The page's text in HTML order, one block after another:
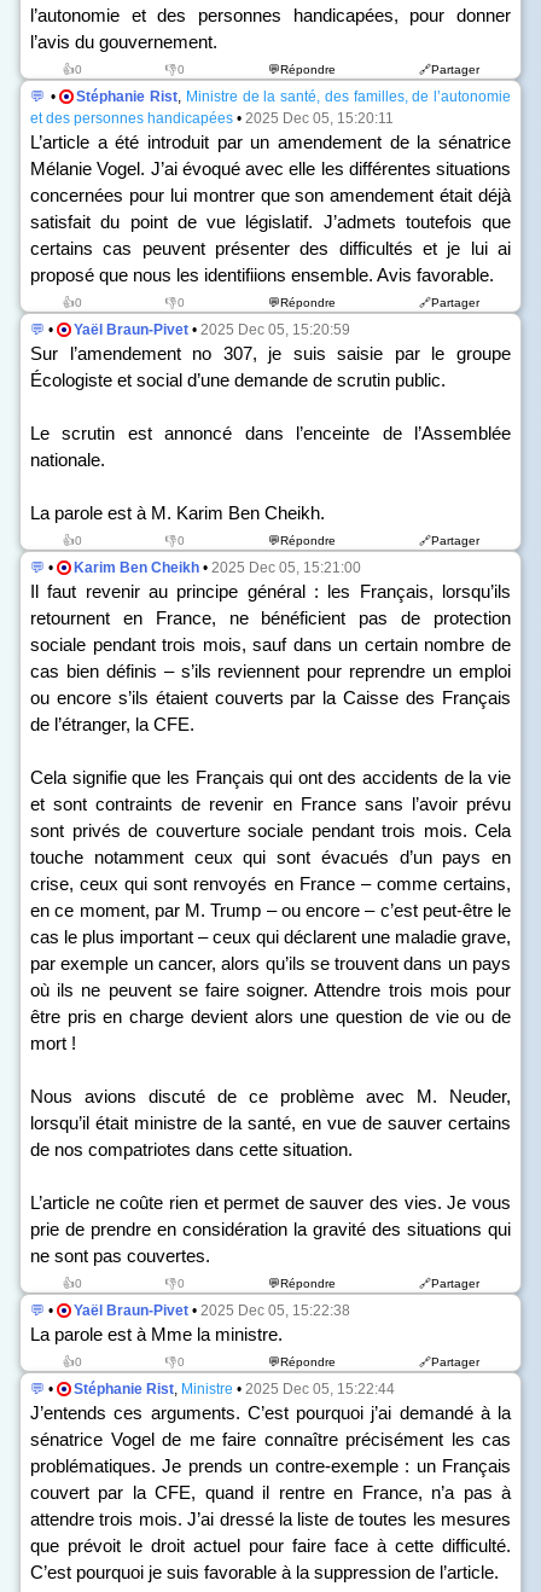
l’autonomie et des personnes handicapées, pour donner
l’avis du gouvernement.
👍0 👎0 💬Répondre 🔗Partager
💬 • Stéphanie Rist, Ministre de la santé, des familles, de l’autonomie
et des personnes handicapées • 2025 Dec 05, 15:20:11
L’article a été introduit par un amendement de la sénatrice
Mélanie Vogel. J’ai évoqué avec elle les différentes situations
concernées pour lui montrer que son amendement était déjà
satisfait du point de vue législatif. J’admets toutefois que
certains cas peuvent présenter des difficultés et je lui ai
proposé que nous les identifiions ensemble. Avis favorable.
👍0 👎0 💬Répondre 🔗Partager
💬 • Yaël Braun-Pivet • 2025 Dec 05, 15:20:59
Sur l’amendement no 307, je suis saisie par le groupe
Écologiste et social d’une demande de scrutin public.
Le scrutin est annoncé dans l’enceinte de l’Assemblée
nationale.
La parole est à M. Karim Ben Cheikh.
👍0 👎0 💬Répondre 🔗Partager
💬 • Karim Ben Cheikh • 2025 Dec 05, 15:21:00
Il faut revenir au principe général : les Français, lorsqu’ils
retournent en France, ne bénéficient pas de protection
sociale pendant trois mois, sauf dans un certain nombre de
cas bien définis – s’ils reviennent pour reprendre un emploi
ou encore s’ils étaient couverts par la Caisse des Français
de l’étranger, la CFE.
Cela signifie que les Français qui ont des accidents de la vie
et sont contraints de revenir en France sans l’avoir prévu
sont privés de couverture sociale pendant trois mois. Cela
touche notamment ceux qui sont évacués d’un pays en
crise, ceux qui sont renvoyés en France – comme certains,
en ce moment, par M. Trump – ou encore – c’est peut-être le
cas le plus important – ceux qui déclarent une maladie grave,
par exemple un cancer, alors qu’ils se trouvent dans un pays
où ils ne peuvent se faire soigner. Attendre trois mois pour
être pris en charge devient alors une question de vie ou de
mort !
Nous avions discuté de ce problème avec M. Neuder,
lorsqu’il était ministre de la santé, en vue de sauver certains
de nos compatriotes dans cette situation.
L’article ne coûte rien et permet de sauver des vies. Je vous
prie de prendre en considération la gravité des situations qui
ne sont pas couvertes.
👍0 👎0 💬Répondre 🔗Partager
💬 • Yaël Braun-Pivet • 2025 Dec 05, 15:22:38
La parole est à Mme la ministre.
👍0 👎0 💬Répondre 🔗Partager
💬 • Stéphanie Rist, Ministre • 2025 Dec 05, 15:22:44
J’entends ces arguments. C’est pourquoi j’ai demandé à la
sénatrice Vogel de me faire connaître précisément les cas
problématiques. Je prends un contre-exemple : un Français
couvert par la CFE, quand il rentre en France, n’a pas à
attendre trois mois. J’ai dressé la liste de toutes les mesures
que prévoit le droit actuel pour faire face à cette difficulté.
C’est pourquoi je suis favorable à la suppression de l’article.